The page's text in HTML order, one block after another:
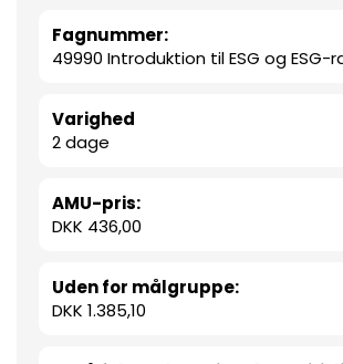
Fagnummer:
49990 Introduktion til ESG og
Varighed
2 dage
AMU-pris:
DKK 436,00
Uden for målgruppe:
DKK 1.385,10